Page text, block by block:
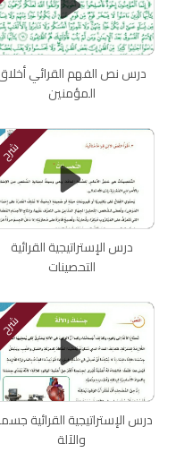
درس نص الفهم القرائي
المؤمنين
درس الإستراتيجية القرائية
التحصينات
درس الإستراتيجية القرائية
والآلة